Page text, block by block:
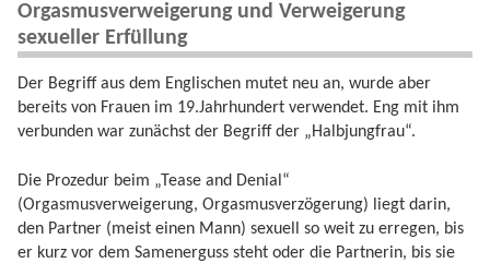
Orgasmusverweigerung und Verweigerung
sexueller Erfüllung
Der Begriff aus dem Englischen mutet neu an, wurde aber
bereits von Frauen im 19.Jahrhundert verwendet. Eng mit ihm
verbunden war zunächst der Begriff der „Halbjungfrau“.
Die Prozedur beim „Tease and Denial“
(Orgasmusverweigerung, Orgasmusverzögerung) liegt darin,
den Partner (meist einen Mann) sexuell so weit zu erregen, bis
er kurz vor dem Samenerguss steht oder die Partnerin, bis sie